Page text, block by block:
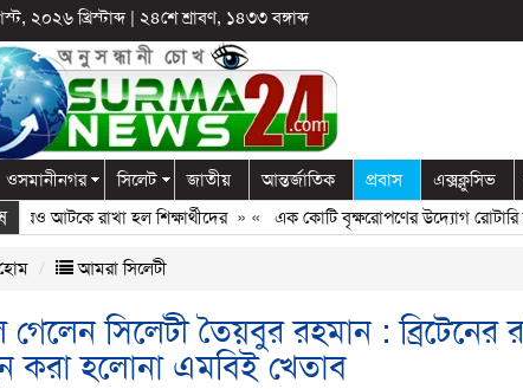
২০২৬ খ্রিস্টাব্দ| ২৪শে শ্রাবণ, ১৪৩৩ বঙ্গাব্দ
ওসমানীনগর সিলেট জাতীয় আন্তর্জাতিক প্রবাস এক্সক্লুসিভ
আটকে রাখা হল শিক্ষার্থীদের» « এক কোটি বৃক্ষরোপণের উদ্যোগ রোটারি
আমরা সিলেটী
গেলেন সিলেটী তৈয়বুর রহমান : ব্রিটেনের
করা হলোনা এমবিই খেতাব